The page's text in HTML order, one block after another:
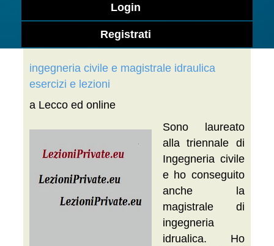
Login
Registrati
ingegneria civile e magistrale idraulica
esercizi e lezioni
a Lecco ed online
Sono laureato
alla triennale di
Ingegneria civile
e ho conseguito
anche la
magistrale di
ingegneria
idrualica. Ho